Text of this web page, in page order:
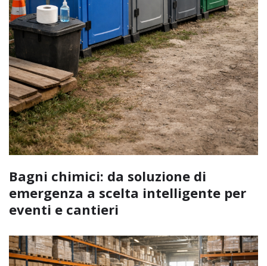
Bagni chimici: da soluzione di
emergenza a scelta intelligente per
eventi e cantieri